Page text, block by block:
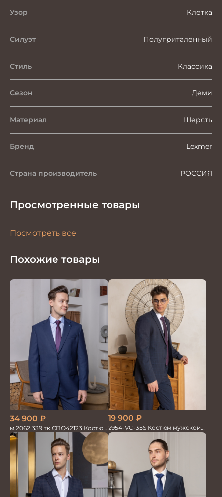
Узор Клетка
Силуэт Полуприталенный
Стиль Классика
Сезон Деми
Материал Шерсть
Бренд Lexmer
Страна производитель РОССИЯ
Просмотренные товары
Посмотреть все
Похожие товары
34 900 ₽
м.2062 339 тк.СПО42123 Костюм
мужской однотон красивый
синий
19 900 ₽
2954-VC-35S Костюм мужской
двойка